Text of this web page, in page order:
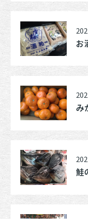
お
み
鮭